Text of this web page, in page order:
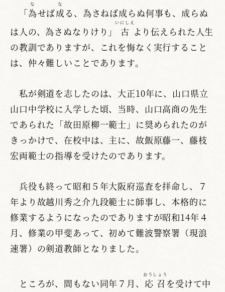
「為
な
せば成
な
る、為さねば成らぬ何事も、成らぬ
は人の、為さぬなりけり」
古
いにしえ
より伝えられた人生
の教訓でありますが、これを悔なく実行すること
は、仲々難しいことであります。
私が剣道を志したのは、大正10年に、山口県立
山口中学校に入学した頃、当時、山口高商の先生
であられた「故田原柳一範士」に奨められたのが
きっかけで、在校中は、主に、故飯原藤一、藤枝
宏両範士の指導を受けたのであります。
兵役も終って昭和５年大阪府巡査を拝命し、７
年より故越川秀之介九段範士に師事し、本格的に
修業するようになったのでありますが昭和14年４
月、修業の甲斐あって、初めて難波警察署（現浪
速署）の剣道教師となりました。
ところが、間もない同年７月、 応召
おうしょう
を受けて中